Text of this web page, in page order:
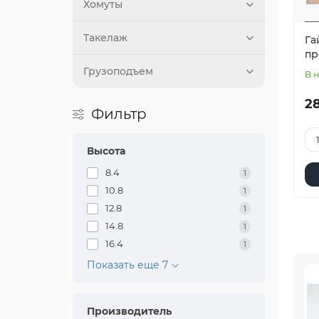
Хомуты
Такелаж
Грузоподъем
Фильтр
Высота
8.4 1
10.8 1
12.8 1
14.8 1
16.4 1
Показать еще 7
Производитель
В